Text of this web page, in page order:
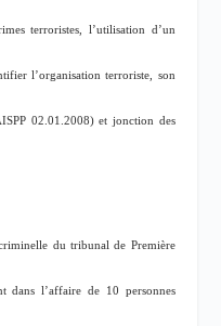
terroristes, l’utilisation d’un
l’organisation terroriste, son
02.01.2008) et jonction des
du tribunal de Première
dans l’affaire de 10 personnes